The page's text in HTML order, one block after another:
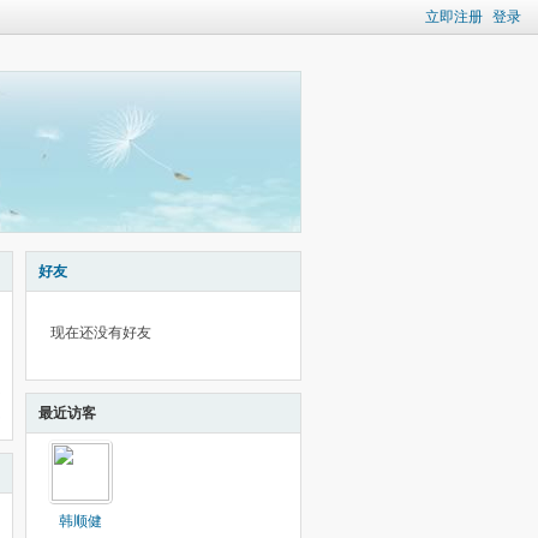
立即注册 登录
好友
现在还没有好友
最近访客
韩顺健